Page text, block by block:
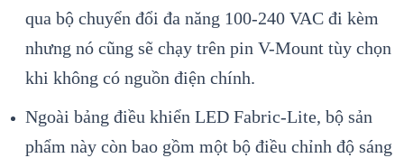
qua bộ chuyển đổi đa năng 100-240 VAC đi kèm
nhưng nó cũng sẽ chạy trên pin V-Mount tùy chọn
khi không có nguồn điện chính.
Ngoài bảng điều khiển LED Fabric-Lite, bộ sản
phẩm này còn bao gồm một bộ điều chỉnh độ sáng